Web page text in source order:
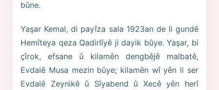
bûne.
Yaşar Kemal, di payîza sala 1923an de li gundê
Hemîteya qeza Qadirlîyê ji dayik bûye. Yaşar, bi
çîrok, efsane û kilamên dengbêjê malbatê,
Evdalê Musa mezin bûye; kilamên wî yên li ser
Evdalê Zeynikê û Sîyabend û Xecê yên herî